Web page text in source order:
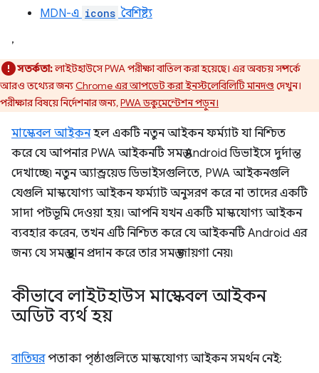
MDN-এ icons বৈশিষ্ট্য
,
সতর্কতা:লাইটহাউসে PWA পরীক্ষা বাতিল করা হয়েছে। এর অবচয় সম্পর্কে
আরও তথ্যের জন্যChrome এর আপডেট করা ইনস্টলেবিলিটি মানদণ্ড দেখুন।
পরীক্ষার বিষয়ে নির্দেশনার জন্য,PWA ডকুমেন্টেশন পড়ুন।
মাস্কেবল আইকনহল একটি নতুন আইকন ফর্ম্যাট যা নিশ্চিত
করে যে আপনার PWA আইকনটি সমস্ত Android ডিভাইসে দুর্দান্ত
দেখাচ্ছে৷ নতুন অ্যান্ড্রয়েড ডিভাইসগুলিতে, PWA আইকনগুলি
যেগুলি মাস্কযোগ্য আইকন ফর্ম্যাট অনুসরণ করে না তাদের একটি
সাদা পটভূমি দেওয়া হয়। আপনি যখন একটি মাস্কযোগ্য আইকন
ব্যবহার করেন, তখন এটি নিশ্চিত করে যে আইকনটি Android এর
জন্য যে সমস্ত স্থান প্রদান করে তার সমস্ত জায়গা নেয়৷
কীভাবে লাইটহাউস মাস্কেবল আইকন
অডিট ব্যর্থ হয়
বাতিঘরপতাকা পৃষ্ঠাগুলিতে মাস্কযোগ্য আইকন সমর্থন নেই: